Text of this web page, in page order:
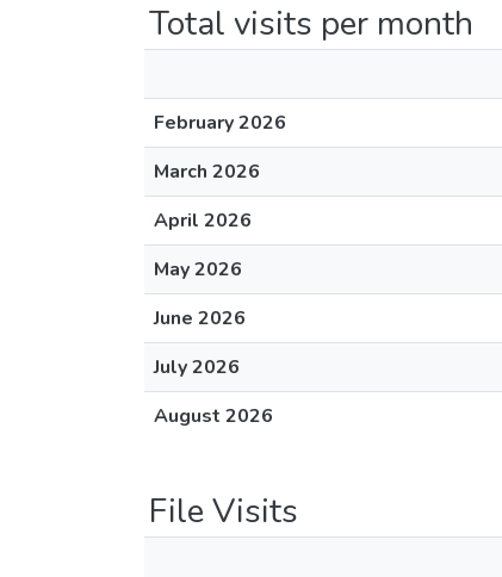
Total visits per month
February 2026
March 2026
April 2026
May 2026
June 2026
July 2026
August 2026
File Visits